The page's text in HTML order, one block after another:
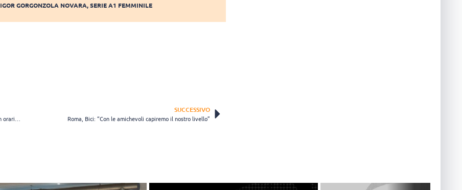
IGOR GORGONZOLA NOVARA,SERIE A1 FEMMINILE
SUCCESSIVO
Roma, Bici: “Con le amichevoli capiremo il nostro livello”